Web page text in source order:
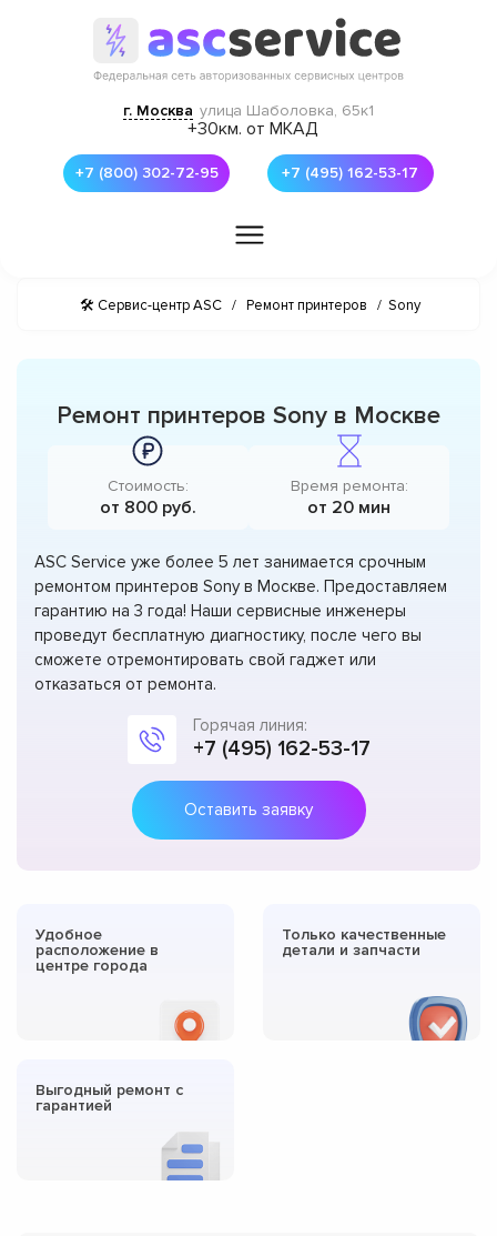
г. Москва улица Шаболовка, 65к1
+30км. от МКАД
+7 (800) 302-72-95 +7 (495) 162-53-17
🛠 Сервис-центр ASC / Ремонт принтеров / Sony
Ремонт принтеров Sony в Москве
Стоимость:
от 800 руб.
Время ремонта:
от 20 мин
ASC Service уже более 5 лет занимается срочным
ремонтом принтеров Sony в Москве. Предоставляем
гарантию на 3 года! Наши сервисные инженеры
проведут бесплатную диагностику, после чего вы
сможете отремонтировать свой гаджет или
отказаться от ремонта.
Горячая линия:
+7 (495) 162-53-17
Оставить заявку
Удобное
расположение в
центре города
Только качественные
детали и запчасти
Выгодный ремонт с
гарантией